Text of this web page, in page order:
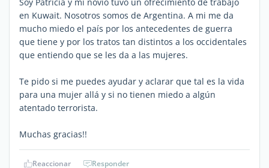
en Kuwait. Nosotros somos de Argentina. A mi me da
mucho miedo el país por los antecedentes de guerra
que tiene y por los tratos tan distintos a los occidentales
que entiendo que se les da a las mujeres.
Te pido si me puedes ayudar y aclarar que tal es la vida
para una mujer allá y si no tienen miedo a algún
atentado terrorista.
Muchas gracias!!
Reaccionar Responder